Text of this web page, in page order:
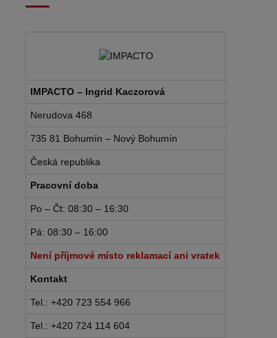
IMPACTO – Ingrid Kaczorová
Nerudova 468
735 81 Bohumín – Nový Bohumín
Česká republika
Pracovní doba
Po – Čt: 08:30 – 16:30
Pá: 08:30 – 16:00
Není příjmové místo reklamací ani vratek
Kontakt
Tel.: +420 723 554 966
Tel.: +420 724 114 604